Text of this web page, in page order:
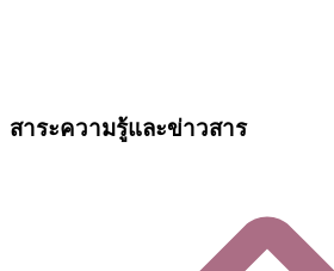
สาระความรู้และข่าวสาร